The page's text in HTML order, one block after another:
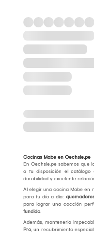
Cocinas Mabe en Oechsle.pe
En Oechsle.pe sabemos que
a tu disposición el catálogo
durabilidad y excelente
Al elegir una cocina Mabe en
para tu día a día:
para lograr una cocción
fundido.
Además, mantenerla
Pro, un recubrimiento